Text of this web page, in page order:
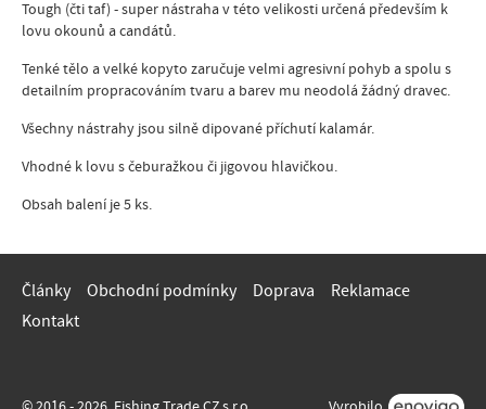
Tough (čti taf) - super nástraha v této velikosti určená především k
lovu okounů a candátů.
Tenké tělo a velké kopyto zaručuje velmi agresivní pohyb a spolu s
detailním propracováním tvaru a barev mu neodolá žádný dravec.
Všechny nástrahy jsou silně dipované příchutí kalamár.
Vhodné k lovu s čeburažkou či jigovou hlavičkou.
Obsah balení je 5 ks.
Články Obchodní podmínky Doprava
Reklamace
Kontakt